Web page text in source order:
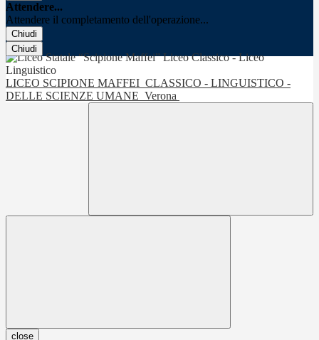
Attendere...
Attendere il completamento dell'operazione...
Chiudi
Chiudi
LICEO SCIPIONE MAFFEI CLASSICO - LINGUISTICO -
DELLE SCIENZE UMANE Verona
close